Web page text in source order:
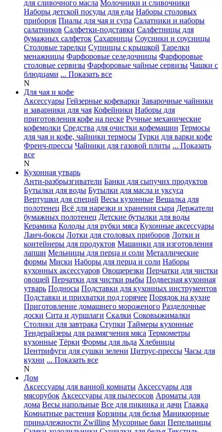
для сливочного масла Молочники и сливочники
Наборы детской посуды для еды Наборы столовых
приборов Пиалы для чая и супа Салатники и наборы
салатников Салфетки-подставки Салфетницы для
бумажных салфеток Сахарницы Соусники и соусницы
Столовые тарелки Супницы с крышкой Тарелки
менажницы Фарфоровые селедочницы Фарфоровые
столовые сервизы Фарфоровые чайные сервизы Чашки с
блюдцами ... Показать все
N
Для чая и кофе
Аксессуары Гейзерные кофеварки Заварочные чайники
и заварники для чая Кофейники Наборы для
приготовления кофе на песке Ручные механические
кофемолки Средства для очистки кофемашин Термосы
для чая и кофе, чайники термосы Турки для варки кофе
Френч-прессы Чайники для газовой плиты ... Показать
все
N
Кухонная утварь
Анти-разбрызгиватели Банки для сыпучих продуктов
Бутылки для воды Бутылки для масла и уксуса
Вертушки для специй Весы кухонные Вешалка для
полотенец Всё для нарезки и хранения сыра Держатели
бумажных полотенец Детские бутылки для воды
Керамика Колоды для рубки мяса Кухонные аксессуары
Ланч-боксы Лотки для столовых приборов Лотки и
контейнеры для продуктов Машинки для изготовления
лапши Мельницы для перца и соли Металлические
формы Миски Наборы для перца и соли Наборы
кухонных аксессуаров Овощерезки Перчатки для чистки
овощей Перчатки для чистки рыбы Подвесная кухонная
утварь Подносы Подставки для кухонных инструментов
Подставки и прихватки под горячее Порядок на кухне
Приготовление домашнего мороженого Разделочные
доски Сита и дуршлаги Скалки Соковыжималки
Столики для завтрака Ступки Таймеры кухонные
Тендерайзеры для размягчения мяса Термометры
кухонные Тёрки Формы для льда Хлебницы
Центрифуги для сушки зелени Цитрус-прессы Часы для
кухни ... Показать все
N
Дом
Аксессуары для ванной комнаты Аксессуары для
мясорубок Аксессуары для пылесосов Ароматы для
дома Весы напольные Все для пикника и дачи Глажка
Комнатные растения Корзины для белья Маникюрные
принадлежности Zwilling Мусорные баки Пепельницы